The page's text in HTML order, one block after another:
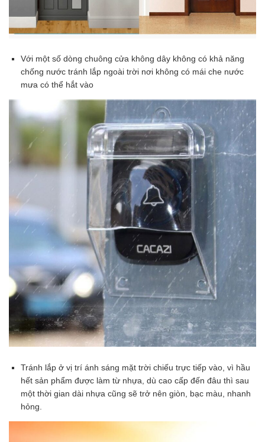
Với một số dòng chuông cửa không dây không có khả năng
chống nước tránh lắp ngoài trời nơi không có mái che nước
mưa có thể hắt vào
Tránh lắp ở vị trí ánh sáng mặt trời chiếu trực tiếp vào, vì hầu
hết sản phẩm được làm từ nhựa, dù cao cấp đến đâu thì sau
một thời gian dài nhựa cũng sẽ trở nên giòn, bạc màu, nhanh
hỏng.